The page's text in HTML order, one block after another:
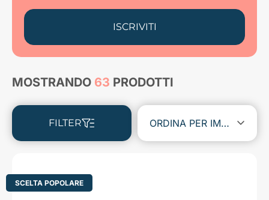
ISCRIVITI
MOSTRANDO 63 PRODOTTI
FILTER
SCELTA POPOLARE